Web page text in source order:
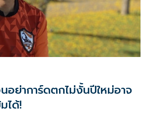
อย่าการ์ดตกไม่งั้นปีใหม่อาจ
ได้!